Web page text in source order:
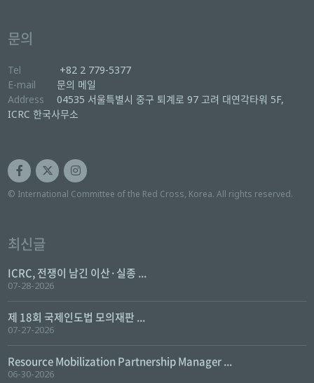
문의
Tel
+82 2 779-5377
E-mail
문의 메일
Address
04535 서울특별시 중구 퇴계로 97 고려 대연각타워 5F,
ICRC 한국사무소
© International Committee of the Red Cross, Korea. All rights reserved.
최신글
ICRC, 전쟁이 남긴 이산·실종 ...
07-28-2026
제 18회 국제인도법 모의재판 ...
07-27-2026
Resource Mobilization Partnership Manager ...
06-30-2026